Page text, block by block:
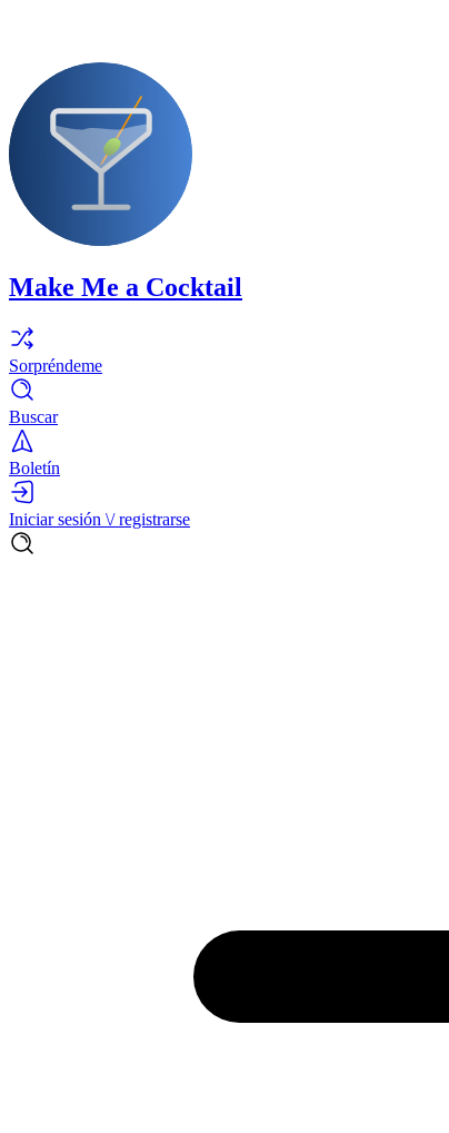
Make Me a Cocktail
Sorpréndeme
Buscar
Boletín
Iniciar sesión \/ registrarse